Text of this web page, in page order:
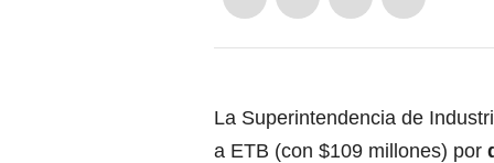
La Superintendencia de
a ETB (con $109 millones) por